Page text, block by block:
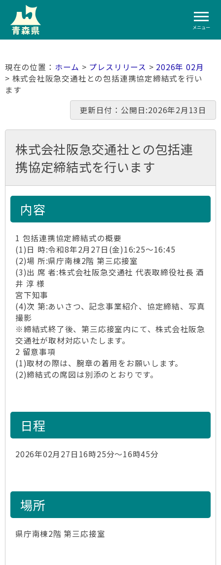
メニュー
ホーム > プレスリリース > 2026年 02月
> 株式会社阪急交通社との包括連携協定締結式を行い
ます
更新日付：公開日:2026年2月13日
株式会社阪急交通社との包括連
携協定締結式を行います
内容
1 包括連携協定締結式の概要
(1)日 時:令和8年2月27日(金)16:25～16:45
(2)場 所:県庁南棟2階 第三応接室
(3)出 席 者:株式会社阪急交通社 代表取締役社長 酒
井 淳 様
宮下知事
(4)次 第:あいさつ、記念事業紹介、協定締結、写真
撮影
※締結式終了後、第三応接室内にて、株式会社阪急
交通社が取材対応いたします。
2 留意事項
(1)取材の際は、腕章の着用をお願いします。
(2)締結式の席図は別添のとおりです。
日程
2026年02月27日16時25分～16時45分
場所
県庁南棟2階 第三応接室